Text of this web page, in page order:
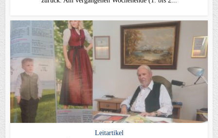
Leitartikel